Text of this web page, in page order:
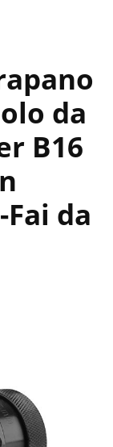
da
B16
-Fai da